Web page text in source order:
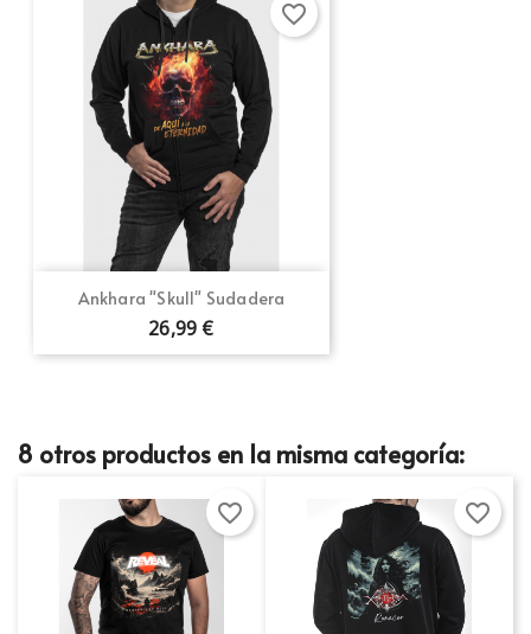
Cancelar Crear lista de deseos
Ankhara "Skull" Sudadera
26,99 €
favorite_border
8 otros productos en la misma categoría:
favorite_border favorite_border